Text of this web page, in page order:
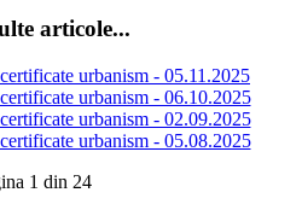
articole...
urbanism - 05.11.2025
urbanism - 06.10.2025
urbanism - 02.09.2025
urbanism - 05.08.2025
1 din 24